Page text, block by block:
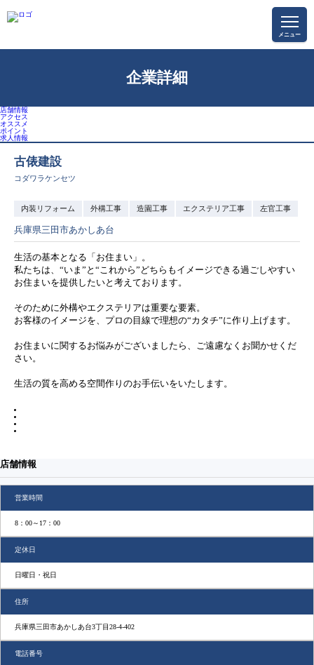
メニュー
企業詳細
店舗情報
アクセス
オススメ
ポイント
求⼈情報
古俵建設
コダワラケンセツ
内装リフォーム 外構工事 造園工事 エクステリア工事 左官工事
兵庫県三田市あかしあ台
生活の基本となる「お住まい」。
私たちは、“いま”と“これから”どちらもイメージできる過ごしやすい
お住まいを提供したいと考えております。
そのために外構やエクステリアは重要な要素。
お客様のイメージを、プロの目線で理想の“カタチ”に作り上げます。
お住まいに関するお悩みがございましたら、ご遠慮なくお聞かせくだ
さい。
生活の質を高める空間作りのお手伝いをいたします。
店舗情報
営業時間
8：00～17：00
定休日
日曜日・祝日
住所
兵庫県三田市あかしあ台3丁目28-4-402
電話番号